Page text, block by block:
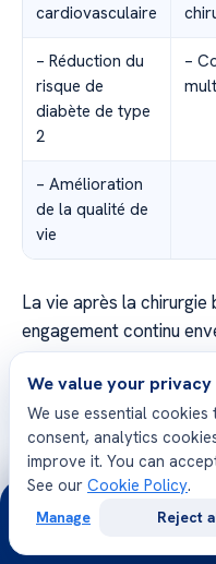
cardiovasculaire
– Réduction du
risque de
diabète de type
2
–
– Amélioration
de la qualité de
vie
La vie après la chirurgie
engagement continu
patients doivent
alimentaires, faire de
ajustements
long terme. Avec le
la chirurgie bariatrique
une vie plus saine et
We value your privacy
We use essential
consent, analytics
improve it. You can
See our Cookie Policy.
Manage Reject
24/7